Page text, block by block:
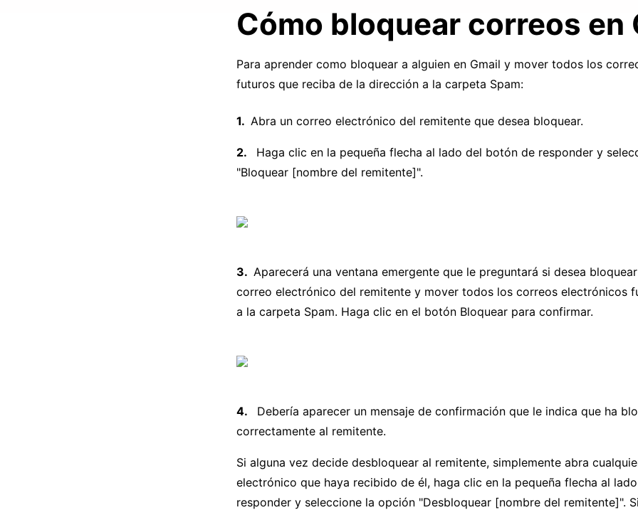
Cómo bloquear correos en
Para aprender como bloquear a alguien en Gmail y mover todos los
futuros que reciba de la dirección a la carpeta Spam:
Abra un correo electrónico del remitente que desea bloquear.
Haga clic en la pequeña flecha al lado del botón de responder y
"Bloquear [nombre del remitente]".
Aparecerá una ventana emergente que le preguntará si desea
correo electrónico del remitente y mover todos los correos electrónicos
a la carpeta Spam. Haga clic en el botón Bloquear para confirmar.
Debería aparecer un mensaje de confirmación que le indica que ha
correctamente al remitente.
Si alguna vez decide desbloquear al remitente, simplemente abra
electrónico que haya recibido de él, haga clic en la pequeña flecha al
responder y seleccione la opción "Desbloquear [nombre del remitente]".